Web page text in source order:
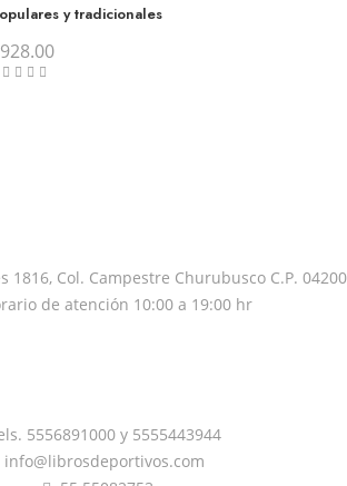
y tradicionales
928.00
1816, Col. Campestre Churubusco C.P. 04200
de atención 10:00 a 19:00 hr
5556891000 y 5555443944
info@librosdeportivos.com